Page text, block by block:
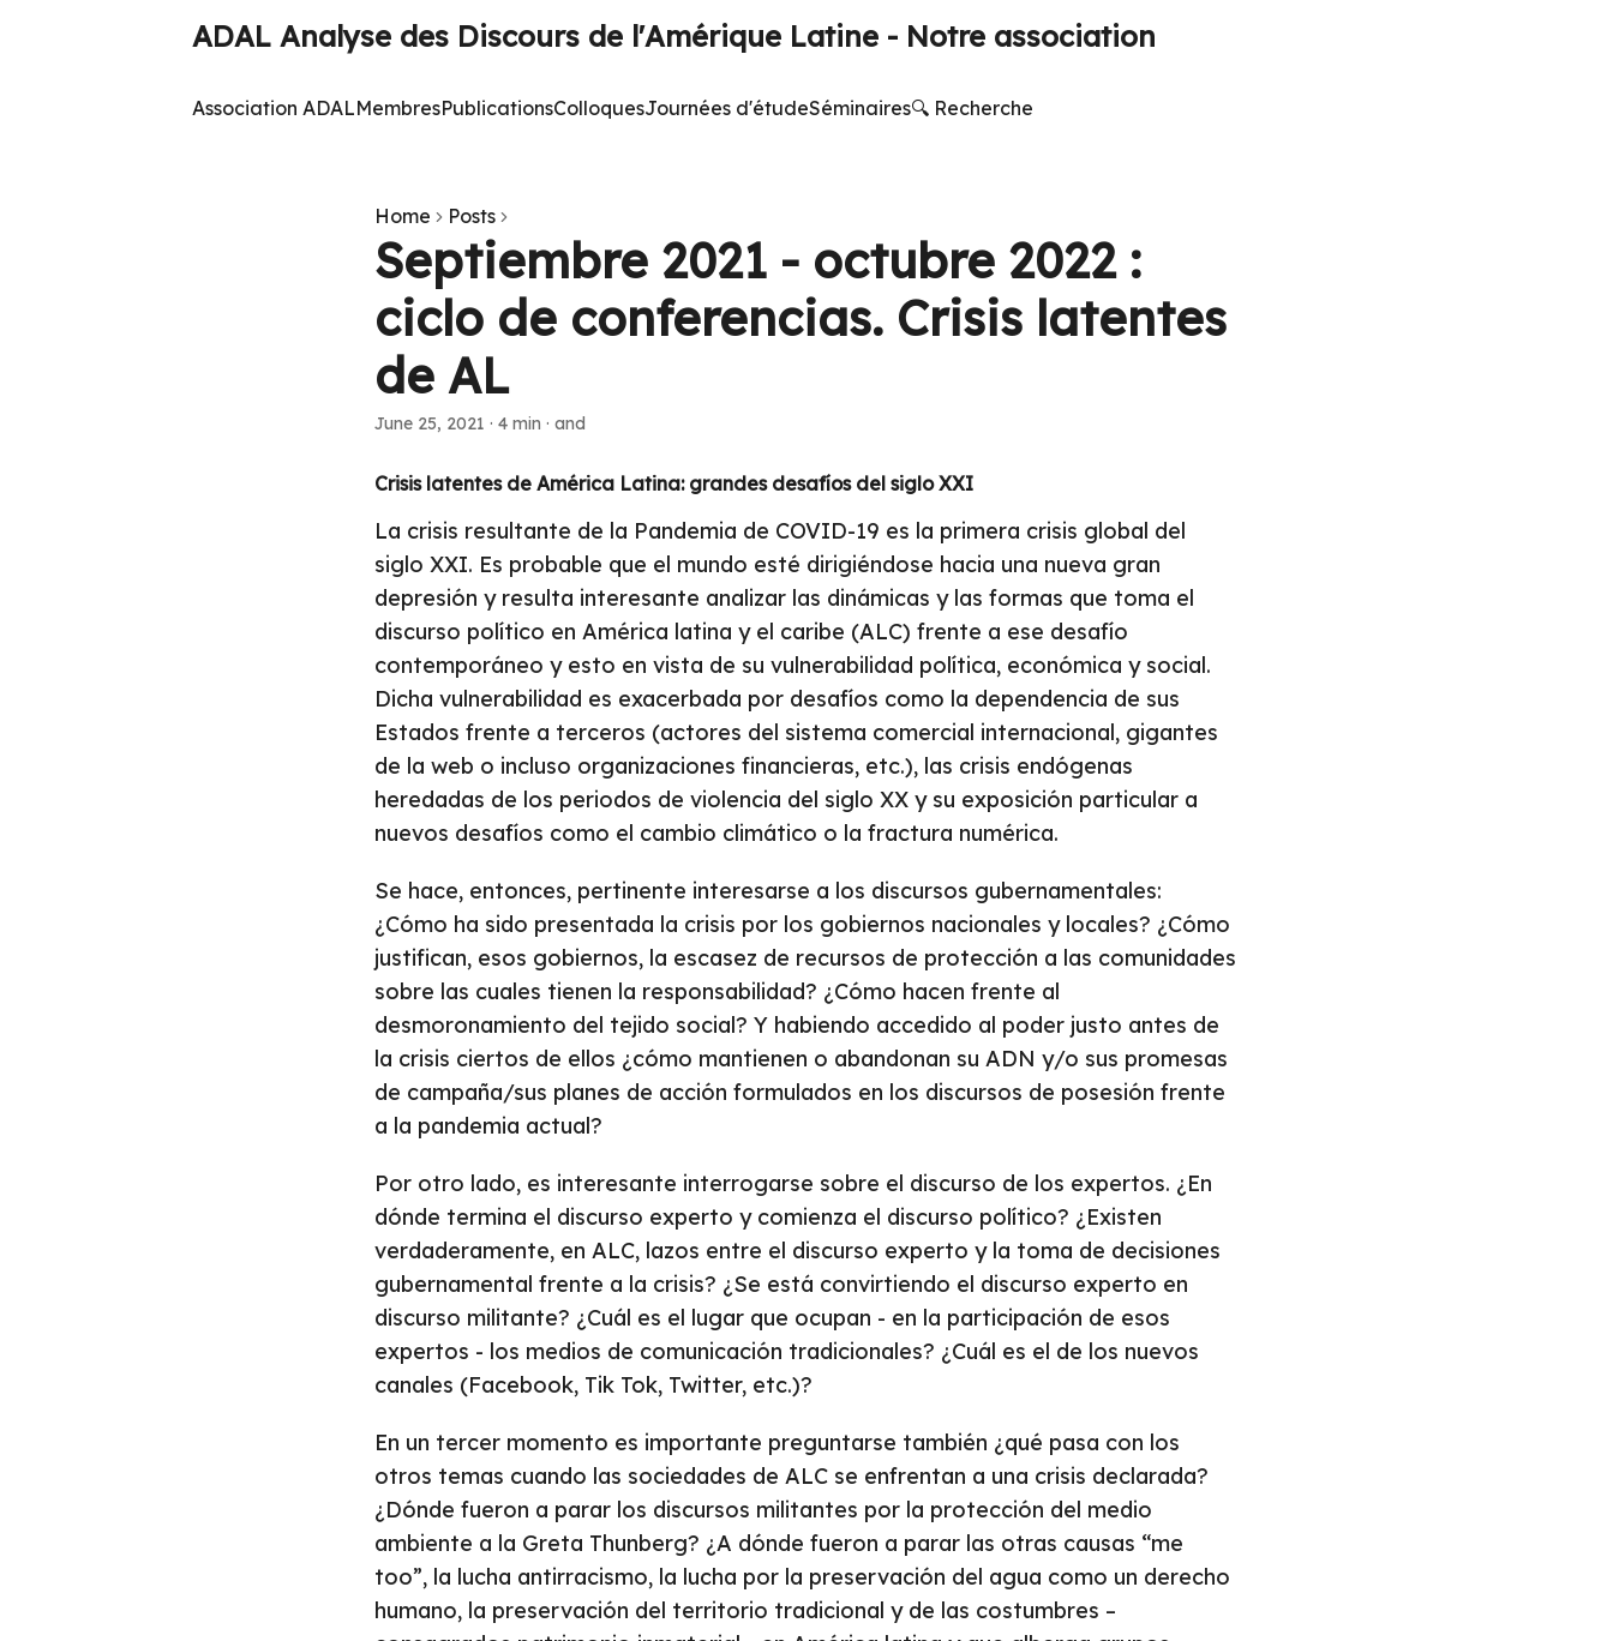
ADAL Analyse des Discours de l'Amérique Latine - Notre association
Association ADALMembresPublicationsColloquesJournées d'étudeSéminaires🔍 Recherche
Home Posts
Septiembre 2021 - octubre 2022 :
ciclo de conferencias. Crisis latentes
de AL
June 25, 2021 · 4 min · and
Crisis latentes de América Latina: grandes desafíos del siglo XXI
La crisis resultante de la Pandemia de COVID-19 es la primera crisis global del
siglo XXI. Es probable que el mundo esté dirigiéndose hacia una nueva gran
depresión y resulta interesante analizar las dinámicas y las formas que toma el
discurso político en América latina y el caribe (ALC) frente a ese desafío
contemporáneo y esto en vista de su vulnerabilidad política, económica y social.
Dicha vulnerabilidad es exacerbada por desafíos como la dependencia de sus
Estados frente a terceros (actores del sistema comercial internacional, gigantes
de la web o incluso organizaciones financieras, etc.), las crisis endógenas
heredadas de los periodos de violencia del siglo XX y su exposición particular a
nuevos desafíos como el cambio climático o la fractura numérica.
Se hace, entonces, pertinente interesarse a los discursos gubernamentales:
¿Cómo ha sido presentada la crisis por los gobiernos nacionales y locales? ¿Cómo
justifican, esos gobiernos, la escasez de recursos de protección a las comunidades
sobre las cuales tienen la responsabilidad? ¿Cómo hacen frente al
desmoronamiento del tejido social? Y habiendo accedido al poder justo antes de
la crisis ciertos de ellos ¿cómo mantienen o abandonan su ADN y/o sus promesas
de campaña/sus planes de acción formulados en los discursos de posesión frente
a la pandemia actual?
Por otro lado, es interesante interrogarse sobre el discurso de los expertos. ¿En
dónde termina el discurso experto y comienza el discurso político? ¿Existen
verdaderamente, en ALC, lazos entre el discurso experto y la toma de decisiones
gubernamental frente a la crisis? ¿Se está convirtiendo el discurso experto en
discurso militante? ¿Cuál es el lugar que ocupan - en la participación de esos
expertos - los medios de comunicación tradicionales? ¿Cuál es el de los nuevos
canales (Facebook, Tik Tok, Twitter, etc.)?
En un tercer momento es importante preguntarse también ¿qué pasa con los
otros temas cuando las sociedades de ALC se enfrentan a una crisis declarada?
¿Dónde fueron a parar los discursos militantes por la protección del medio
ambiente a la Greta Thunberg? ¿A dónde fueron a parar las otras causas “me
too”, la lucha antirracismo, la lucha por la preservación del agua como un derecho
humano, la preservación del territorio tradicional y de las costumbres –